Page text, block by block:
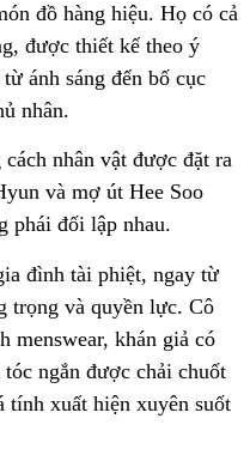
đồ hàng hiệu. Họ có cả
được thiết kế theo ý
ánh sáng đến bố cục
nhân.
nhân vật được đặt ra
và mợ út Hee Soo
phái đối lập nhau.
đình tài phiệt, ngay từ
trọng và quyền lực. Cô
menswear, khán giả có
ngắn được chải chuốt
tính xuất hiện xuyên suốt